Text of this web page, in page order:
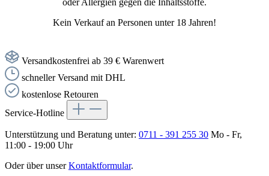
oder Allergien gegen die Inhaltsstoffe.
Kein Verkauf an Personen unter 18 Jahren!
Versandkostenfrei ab 39 € Warenwert
schneller Versand mit DHL
kostenlose Retouren
Service-Hotline
Unterstützung und Beratung unter: 0711 - 391 255 30 Mo - Fr,
11:00 - 19:00 Uhr
Oder über unserKontaktformular.